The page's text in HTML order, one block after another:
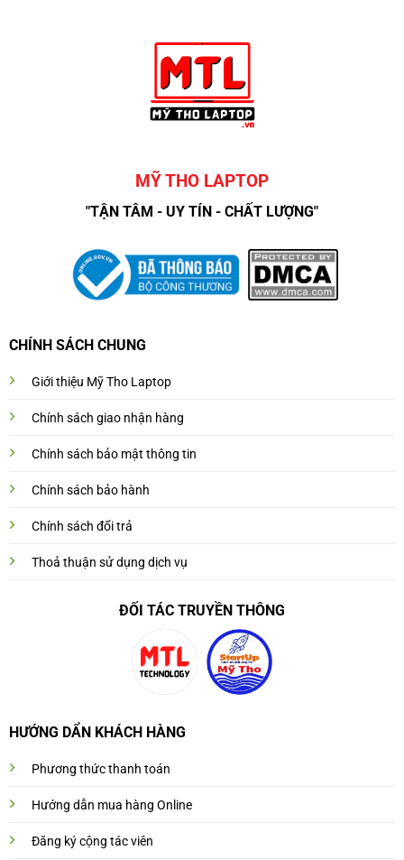
MỸ THO LAPTOP
"TẬN TÂM - UY TÍN - CHẤT LƯỢNG"
CHÍNH SÁCH CHUNG
Giới thiệu Mỹ Tho Laptop
Chính sách giao nhận hàng
Chính sách bảo mật thông tin
Chính sách bảo hành
Chính sách đổi trả
Thoả thuận sử dụng dịch vụ
ĐỐI TÁC TRUYỀN THÔNG
HƯỚNG DẨN KHÁCH HÀNG
Phương thức thanh toán
Hướng dẫn mua hàng Online
Đăng ký cộng tác viên